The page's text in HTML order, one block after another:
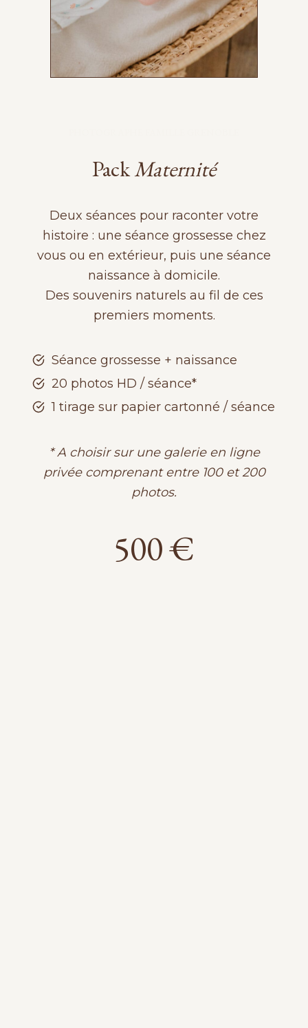
PackMaternité
Deux séances pour raconter votre
histoire : une séance grossesse chez
vous ou en extérieur, puis une séance
naissance à domicile.
Des souvenirs naturels au fil de ces
premiers moments.
Séance grossesse + naissance
20 photos HD / séance*
1 tirage sur papier cartonné / séance
* A choisir sur une galerie en ligne
privée comprenant entre 100 et 200
photos.
500 €